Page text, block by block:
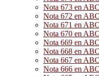
Nota 673 en
Nota 672 en
Nota 671 en
Nota 670 en
Nota 669 en
Nota 668 en
Nota 667 en
Nota 666 en